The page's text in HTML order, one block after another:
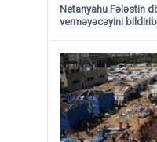
Netanyahu Fələstin
verməyəcəyini bildirib